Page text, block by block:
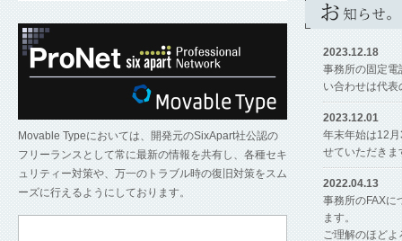
Movable Typeにおいては、開発元のSixApart社公認の
フリーランスとして常に最新の情報を共有し、各種セキ
ュリティー対策や、万一のトラブル時の復旧対策をスム
ーズに行えるようにしております。
2023.12.18
事務所の固定
い合わせは代
2023.12.01
年末年始は12
せていただきま
2022.04.13
事務所のFAXに
ます。
ご理解のほど